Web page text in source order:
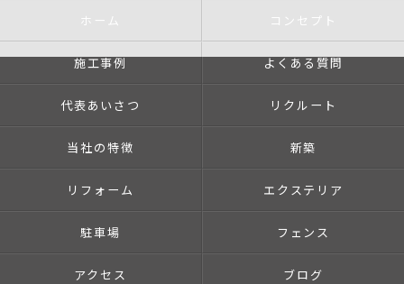
ホーム コンセプト
施工事例 よくある質問
代表あいさつ リクルート
当社の特徴 新築
リフォーム エクステリア
駐車場 フェンス
アクセス ブログ